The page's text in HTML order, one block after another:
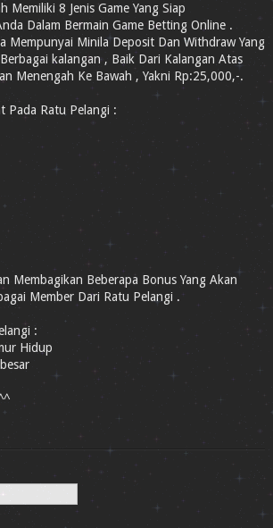
Memiliki 8 Jenis Game Yang Siap
Dalam Bermain Game Betting Online .
Mempunyai Minila Deposit Dan Withdraw Yang
kalangan , Baik Dari Kalangan Atas
Menengah Ke Bawah , Yakni Rp:25,000,-.
Pada Ratu Pelangi :
Membagikan Beberapa Bonus Yang Akan
Member Dari Ratu Pelangi .
:
Hidup